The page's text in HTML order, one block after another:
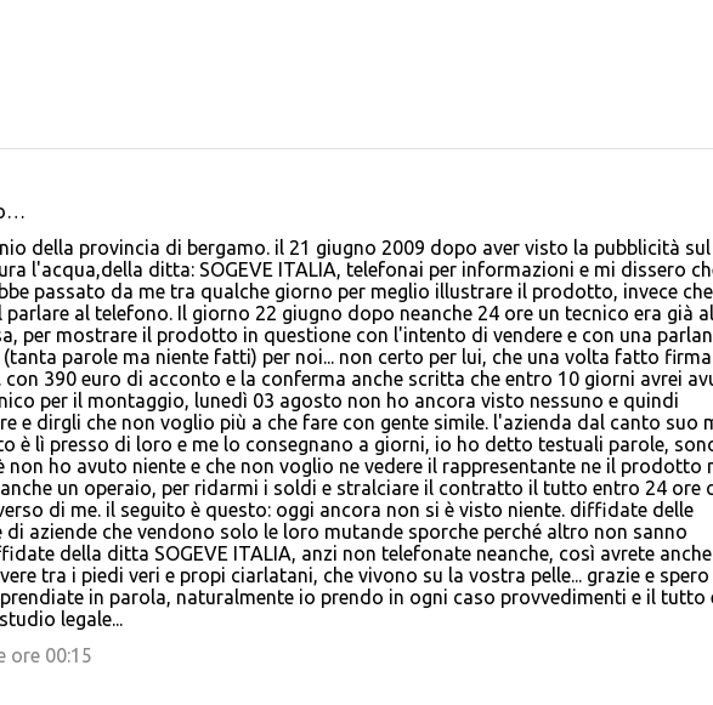
della provincia di bergamo. il 21 giugno 2009 dopo aver visto la pubblicità sul
l'acqua,della ditta: SOGEVE ITALIA, telefonai per informazioni e mi dissero
passato da me tra qualche giorno per meglio illustrare il prodotto, invece che
parlare al telefono. Il giorno 22 giugno dopo neanche 24 ore un tecnico era già
per mostrare il prodotto in questione con l'intento di vendere e con una
parole ma niente fatti) per noi... non certo per lui, che una volta fatto
con 390 euro di acconto e la conferma anche scritta che entro 10 giorni avrei
per il montaggio, lunedì 03 agosto non ho ancora visto nessuno e quindi
e dirgli che non voglio più a che fare con gente simile. l'azienda dal canto suo
è lì presso di loro e me lo consegnano a giorni, io ho detto testuali parole,
non ho avuto niente e che non voglio ne vedere il rappresentante ne il prodotto
un operaio, per ridarmi i soldi e stralciare il contratto il tutto entro 24 ore
di me. il seguito è questo: oggi ancora non si è visto niente. diffidate delle
di aziende che vendono solo le loro mutande sporche perché altro non sanno
della ditta SOGEVE ITALIA, anzi non telefonate neanche, così avrete
tra i piedi veri e propi ciarlatani, che vivono su la vostra pelle... grazie e spero
in parola, naturalmente io prendo in ogni caso provvedimenti e il tutto
legale...
ore 00:15